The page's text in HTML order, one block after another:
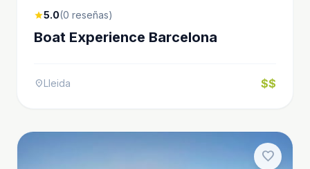
star5.0(0 reseñas)
Boat Experience Barcelona
location_onLleida $$
favorite